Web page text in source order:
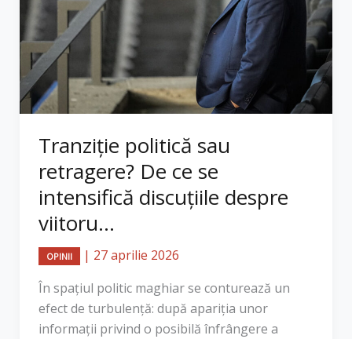
Tranziție politică sau
retragere? De ce se
intensifică discuțiile despre
viitoru...
OPINII | 27 aprilie 2026
În spațiul politic maghiar se conturează un
efect de turbulență: după apariția unor
informații privind o posibilă înfrângere a